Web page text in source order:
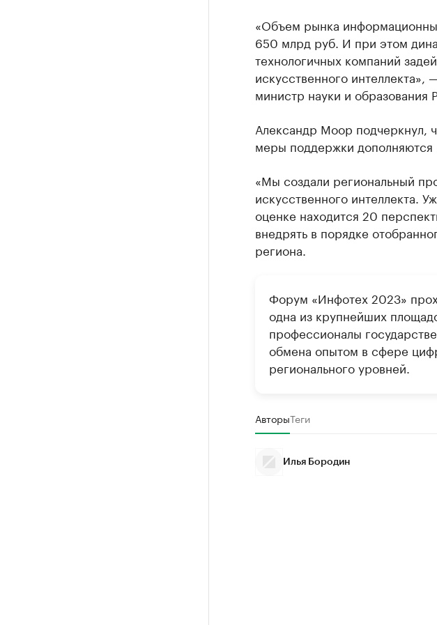
«Объем рынка
650 млрд руб. И при этом
технологичных компаний
искусственного
министр науки и образования
Александр Моор подчеркнул,
меры поддержки дополняются
«Мы создали региональный
искусственного интеллекта.
оценке находится 20
внедрять в порядке
региона.
Форум «Инфотех 2023»
одна из крупнейших
профессионалы
обмена опытом в сфере
регионального уровней.
АвторыТеги
Илья Бородин